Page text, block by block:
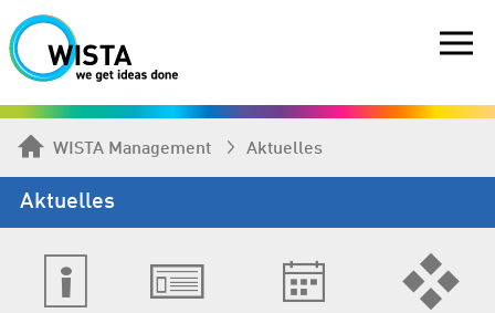
WISTA Management Aktuelles
Aktuelles